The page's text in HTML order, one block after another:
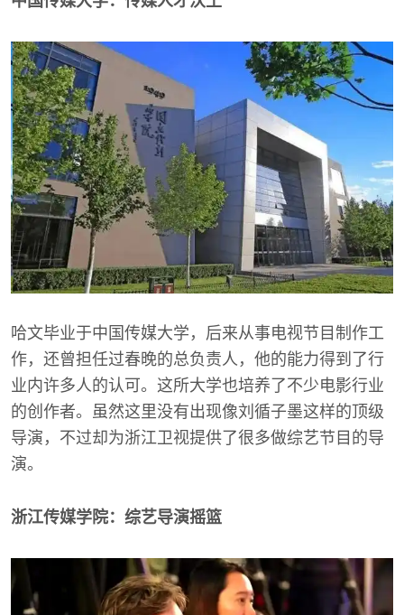
哈文毕业于中国传媒大学，后来从事电视节目制作工
作，还曾担任过春晚的总负责人，他的能力得到了行
业内许多人的认可。这所大学也培养了不少电影行业
的创作者。虽然这里没有出现像刘循子墨这样的顶级
导演，不过却为浙江卫视提供了很多做综艺节目的导
演。
浙江传媒学院：综艺导演摇篮